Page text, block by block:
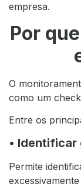
empresa.
Por
O
como um
Entre os
•
Permite